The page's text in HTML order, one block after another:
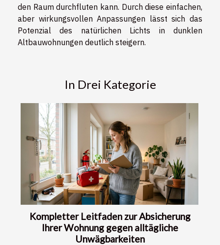
den Raum durchfluten kann. Durch diese einfachen,
aber wirkungsvollen Anpassungen lässt sich das
Potenzial des natürlichen Lichts in dunklen
Altbauwohnungen deutlich steigern.
In Drei Kategorie
Kompletter Leitfaden zur Absicherung
Ihrer Wohnung gegen alltägliche
Unwägbarkeiten